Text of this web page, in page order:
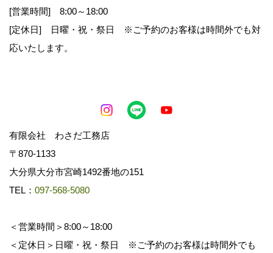
2.お客様に適した情報やイベント案内を郵送・E
3.お客様の家づくりに関するご提案
第三者への開示
取得した個人情報は、お客様の同意がなく第三者
に開示することはありません。
1.法令に基づく場合
[営業時間] 8:00～18:00
[定休日] 日曜・祝・祭日 ※ご予約のお客様は時間外でも対
応いたします。
有限会社 わさだ工務店
〒870-1133
大分県大分市宮崎1492番地の151
TEL： 097-568-5080
＜営業時間＞8:00～18:00
＜定休日＞日曜・祝・祭日 ※ご予約のお客様は時間外でも